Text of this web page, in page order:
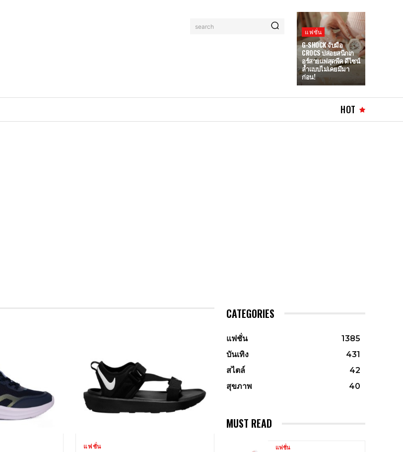
search
แฟชั่น
G-SHOCK จับมือ
CROCS ปล่อยสนีกเก
อร์สายแฟสุดพีค ดีไซน์
ล้ำแบบไม่เคยมีมา
ก่อน!
HOT
แฟชั่น
CATEGORIES
แฟชั่น
1385
บันเทิง
431
สไตล์
42
สุขภาพ
40
MUST READ
แฟชั่น